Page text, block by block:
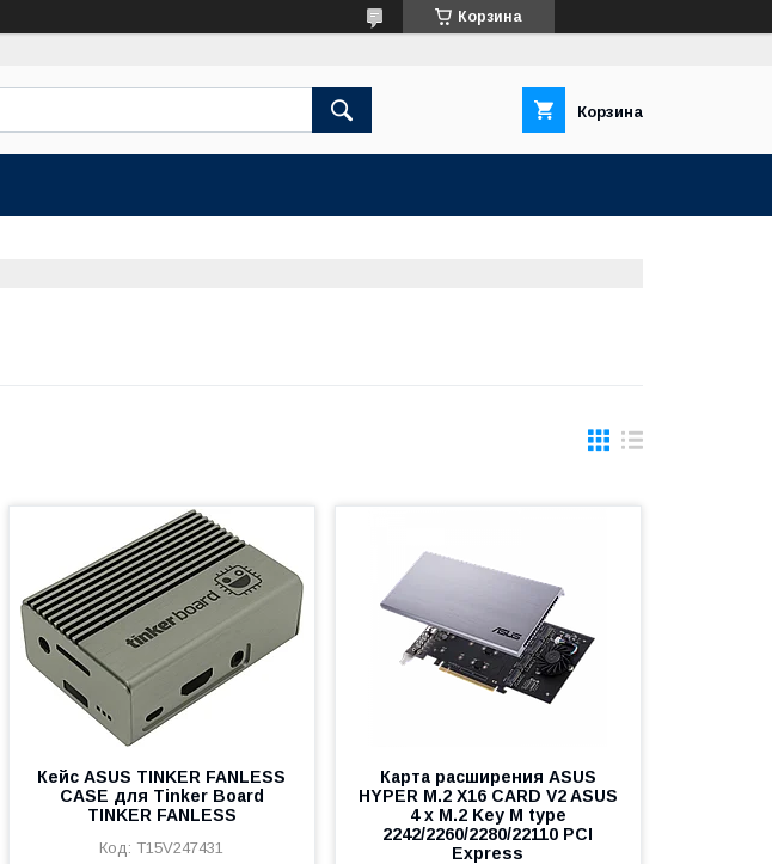
Корзина
Корзина
Кейс ASUS TINKER FANLESS
CASE для Tinker Board
TINKER FANLESS
T15V247431
Карта расширения ASUS
HYPER M.2 X16 CARD V2 ASUS
4 x M.2 Key M type
2242/2260/2280/22110 PCI
Express